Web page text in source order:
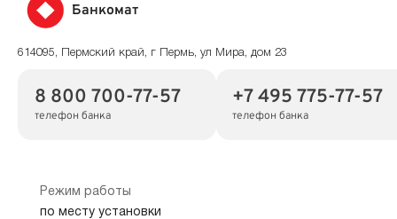
Банкомат
614095, Пермский край, г Пермь, ул Мира, дом 23
8 800 700-77-57
телефон банка
+7 495 775-77-57
телефон банка
Режим работы
по месту установки